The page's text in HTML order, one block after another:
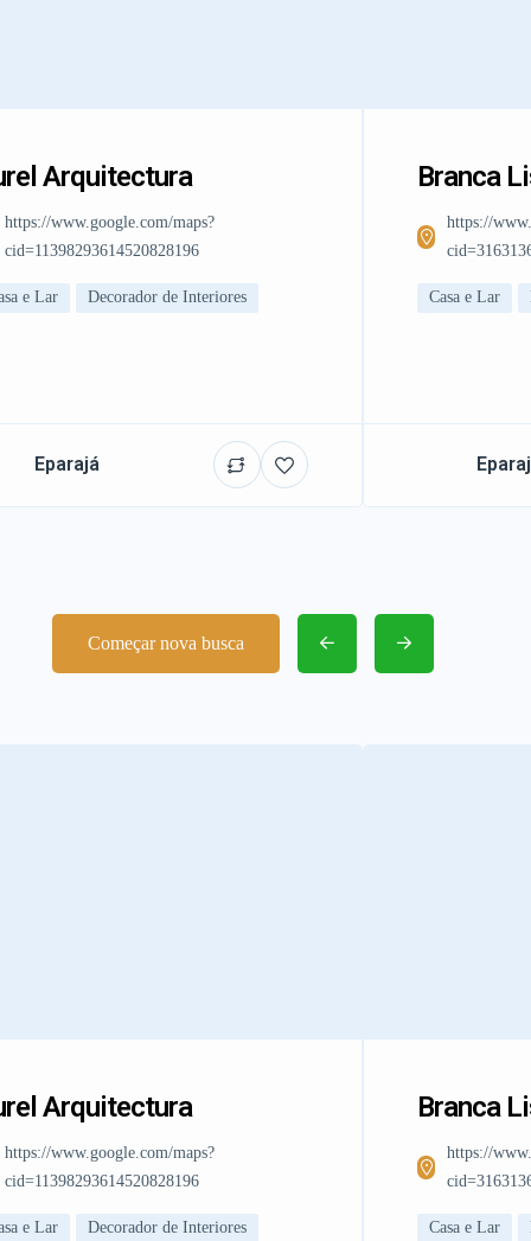
Arquitectura
https://www.google.com/maps?
cid=11398293614520828196
e Lar Decorador de Interiores
Eparajá
Branca
https://
Casa e Lar
Começar nova busca
Arquitectura
https://www.google.com/maps?
cid=11398293614520828196
e Lar Decorador de Interiores
Branca
https://
Casa e Lar